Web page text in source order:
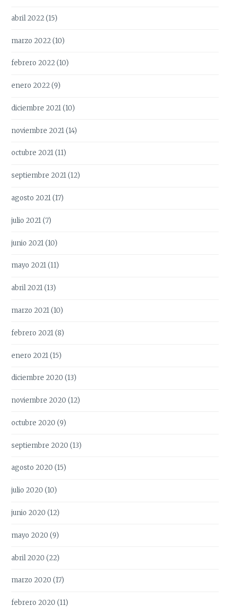
abril 2022(15)
marzo 2022(10)
febrero 2022(10)
enero 2022(9)
diciembre 2021(10)
noviembre 2021(14)
octubre 2021(11)
septiembre 2021(12)
agosto 2021(17)
julio 2021(7)
junio 2021(10)
mayo 2021(11)
abril 2021(13)
marzo 2021(10)
febrero 2021(8)
enero 2021(15)
diciembre 2020 (13)
noviembre 2020 (12)
octubre 2020 (9)
septiembre 2020 (13)
agosto 2020 (15)
julio 2020 (10)
junio 2020 (12)
mayo 2020 (9)
abril 2020 (22)
marzo 2020 (17)
febrero 2020 (11)